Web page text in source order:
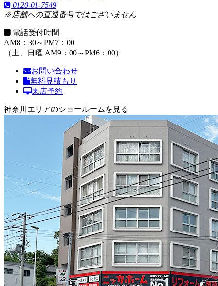
0120-01-7549
※店舗への直通番号ではございません
電話受付時間
AM8：30～PM7：00
（土、日曜 AM9：00～PM6：00）
お問い合わせ
無料見積もり
来店予約
神奈川エリアのショールームを見る